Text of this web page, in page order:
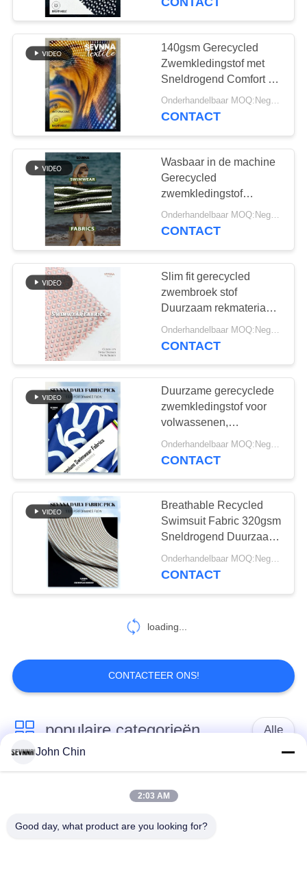
Reprevestof
eco
vriendschappelijke
swimwear stof
105
Activewear breit
Stof
de stof van de
yogaslijtage
164
Het dubbel breit Stof
74
De Stof van de
sportbustehouder
140gsm Gerecycled
Zwemkledingstof met
Sneldrogend Comfort en
Uitstekende Stretch voor
Duurzame Zwemkleding
Onderhandelbaar MOQ:Negotiable
CONTACT
Wasbaar in de machine
Gerecycled
zwemkledingstof
Breedte 120cm Eco-
vriendelijk Zachte textiel
zomerkleding
Onderhandelbaar MOQ:Negotiable
CONTACT
Slim fit gerecycled
zwembroek stof
Duurzaam rekmateriaal
Perfect voor duurzame
zwembroek en activiteit
CONTACT
Duurzame gerecyclede
zwemkledingstof voor
volwassenen,
milieuvriendelijk
materiaal, geschikt voor
sportkleding
Onderhandelbaar MOQ:Negotiable
CONTACT
Breathable Recycled
Swimsuit Fabric 320gsm
Sneldrogend Duurzaam
Stof voor de productie
van zwembroeken
Onderhandelbaar MOQ:Negotiable
CONTACT
loading...
CONTACTEER ONS!
populaire categorieën Alle
Gerecycleerde
Gerecycleerde Nylon
Stof
gerecycled polyester
Gerecycleerde Lycra-
John Chin
2:03 AM
Good day, what product are you looking for?